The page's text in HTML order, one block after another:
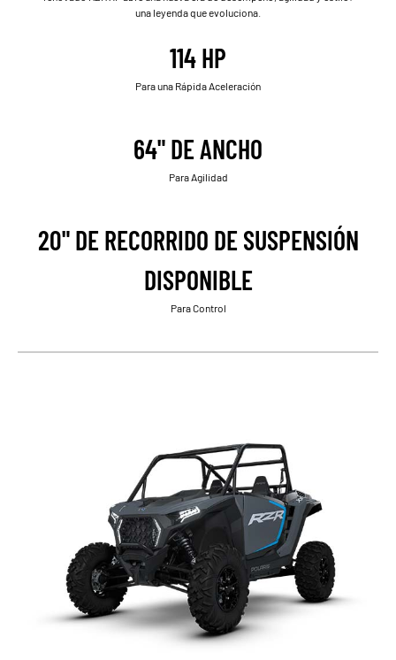
una leyenda que evoluciona.
114 HP
Para una Rápida Aceleración
64" DE ANCHO
Para Agilidad
20" DE RECORRIDO DE SUSPENSIÓN
DISPONIBLE
Para Control